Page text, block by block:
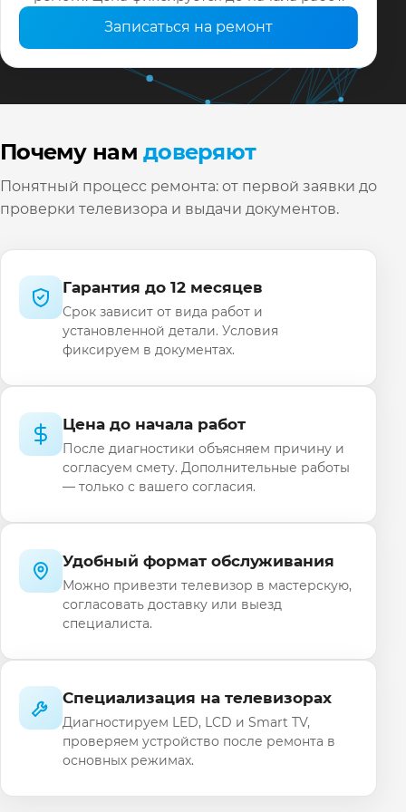
Записаться на ремонт
Почему намдоверяют
Понятный процесс ремонта: от первой заявки до
проверки телевизора и выдачи документов.
Гарантия до 12 месяцев
Срок зависит от вида работ и
установленной детали. Условия
фиксируем в документах.
Цена до начала работ
После диагностики объясняем причину и
согласуем смету. Дополнительные работы
— только с вашего согласия.
Удобный формат обслуживания
Можно привезти телевизор в мастерскую,
согласовать доставку или выезд
специалиста.
Специализация на телевизорах
Диагностируем LED, LCD и Smart TV,
проверяем устройство после ремонта в
основных режимах.